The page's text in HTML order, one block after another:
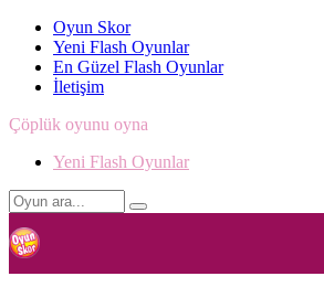
Oyun Skor
Yeni Flash Oyunlar
En Güzel Flash Oyunlar
İletişim
Çöplük oyunu oyna
Yeni Flash Oyunlar